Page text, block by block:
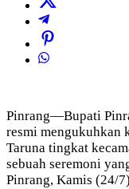
Pinrang—Bupati
resmi mengukuhkan
Taruna tingkat
sebuah seremoni
Pinrang, Kamis (24/